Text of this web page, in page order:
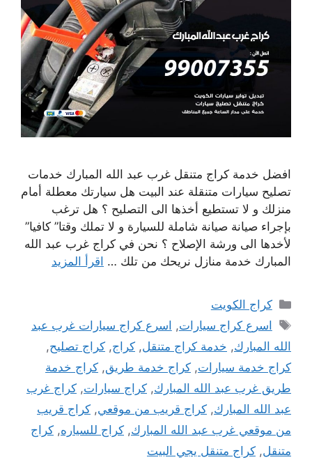
افضل خدمة كراج متنقل غرب عبد الله المبارك خدمات
تصليح سيارات متنقلة عند البيت هل سيارتك معطلة أمام
منزلك و لا تستطيع أخذها الى التصليح ؟ هل ترغب
بإجراء صيانة صيانة شاملة للسيارة و لا تملك وقتا” كافيا”
لأخدها الى ورشة الإصلاح ؟ نحن في كراج غرب عبد الله
المبارك خدمة منازل نريحك من تلك … اقرأ المزيد
التصنيفات
كراج الكويت
الوسوم
اسرع كراج سيارات, اسرع كراج سيارات غرب عبد
الله المبارك, خدمة كراج متنقل, كراج, كراج تصليح,
كراج خدمة سيارات, كراج خدمة طريق, كراج خدمة
طريق غرب عبد الله المبارك, كراج سيارات, كراج غرب
عبد الله المبارك, كراج قريب من موقعي, كراج قريب
من موقعي غرب عبد الله المبارك, كراج للسياره, كراج
متنقل, كراج متنقل يجي البيت